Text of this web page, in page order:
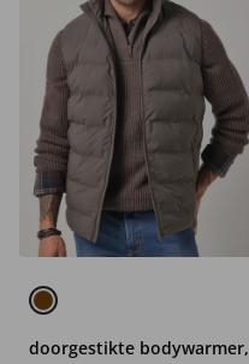
doorgestikte bodywarmer,